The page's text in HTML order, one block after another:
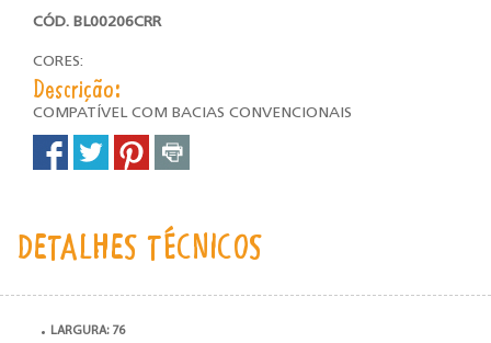
CÓD. BL00206CRR
CORES:
Descrição:
COMPATÍVEL COM BACIAS CONVENCIONAIS
DETALHES TÉCNICOS
LARGURA: 76